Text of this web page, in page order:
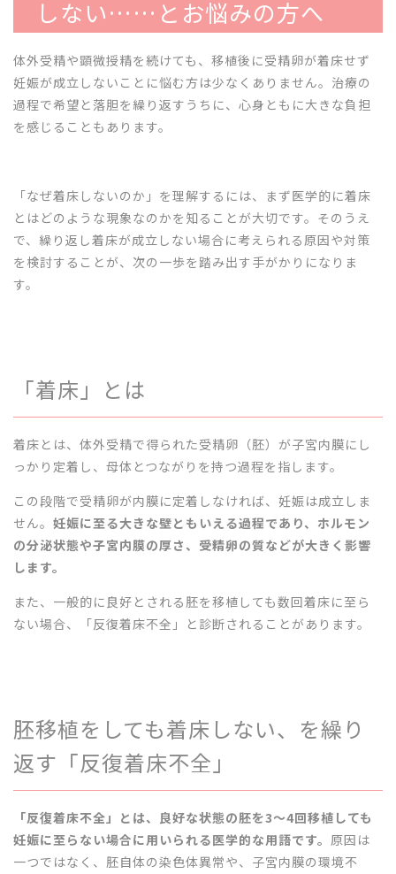
しない……とお悩みの方へ
体外受精や顕微授精を続けても、移植後に受精卵が着床せず
妊娠が成立しないことに悩む方は少なくありません。治療の
過程で希望と落胆を繰り返すうちに、心身ともに大きな負担
を感じることもあります。
「なぜ着床しないのか」を理解するには、まず医学的に着床
とはどのような現象なのかを知ることが大切です。そのうえ
で、繰り返し着床が成立しない場合に考えられる原因や対策
を検討することが、次の一歩を踏み出す手がかりになりま
す。
「着床」とは
着床とは、体外受精で得られた受精卵（胚）が子宮内膜にし
っかり定着し、母体とつながりを持つ過程を指します。
この段階で受精卵が内膜に定着しなければ、妊娠は成立しま
せん。 妊娠に至る大きな壁ともいえる過程であり、ホルモン
の分泌状態や子宮内膜の厚さ、受精卵の質などが大きく影響
します。
また、一般的に良好とされる胚を移植しても数回着床に至ら
ない場合、「反復着床不全」と診断されることがあります。
胚移植をしても着床しない、を繰り
返す「反復着床不全」
「反復着床不全」とは、良好な状態の胚を3〜4回移植しても
妊娠に至らない場合に用いられる医学的な用語です。 原因は
一つではなく、胚自体の染色体異常や、子宮内膜の環境不